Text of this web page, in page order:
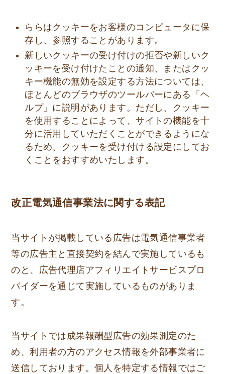
ららはクッキーをお客様のコンピュータに保
存し、参照することがあります。
新しいクッキーの受け付けの拒否や新しいク
ッキーを受け付けたことの通知、またはクッ
キー機能の無効を設定する方法については、
ほとんどのブラウザのツールバーにある「ヘ
ルプ」に説明があります。ただし、クッキー
を使用することによって、サイトの機能を十
分に活用していただくことができるようにな
るため、クッキーを受け付ける設定にしてお
くことをおすすめいたします。
改正電気通信事業法に関する表記
当サイトが掲載している広告は電気通信事業者
等の広告主と直接契約を結んで実施しているも
のと、広告代理店アフィリエイトサービスプロ
バイダーを通じて実施しているものがありま
す。
当サイトでは成果報酬型広告の効果測定のた
め、利用者の方のアクセス情報を外部事業者に
送信しております。個人を特定する情報ではご